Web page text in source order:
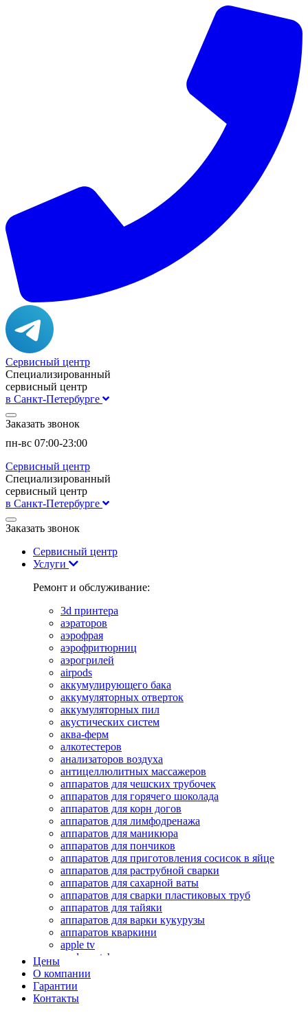
Сервисный центр
Специализированный
сервисный центр
в Санкт-Петербурге
Заказать звонок
пн-вс 07:00-23:00
Сервисный центр
Специализированный
сервисный центр
в Санкт-Петербурге
Заказать звонок
Сервисный центр
Услуги
Ремонт и обслуживание:
3d принтера
аэраторов
аэрофрая
аэрофритюрниц
аэрогрилей
airpods
аккумулирующего бака
аккумуляторных отверток
аккумуляторных пил
акустических систем
аква-ферм
алкотестеров
анализаторов воздуха
антицеллюлитных массажеров
аппаратов для чешских трубочек
аппаратов для горячего шоколада
аппаратов для корн догов
аппаратов для лимфодренажа
аппаратов для маникюра
аппаратов для пончиков
аппаратов для приготовления сосисок в яйце
аппаратов для раструбной сварки
аппаратов для сахарной ваты
аппаратов для сварки пластиковых труб
аппаратов для тайяки
аппаратов для варки кукурузы
аппаратов кваркини
apple tv
apple watch
аромадиффузоров
аромастанций
ароматизаторов воздуха
аудиоплееров
Цены
О компании
Гарантии
Контакты